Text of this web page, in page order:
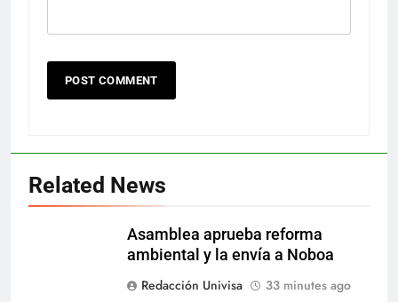
Related News
Asamblea aprueba reforma
ambiental y la envía a Noboa
Redacción Univisa
33 minutes ago